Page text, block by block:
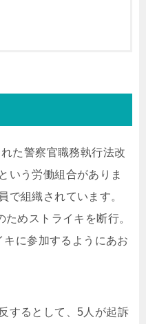
た警察官職務執行法改
いう労働組合がありま
で組織されています。
めストライキを断行。
に参加するようにあお
するとして、5人が起訴